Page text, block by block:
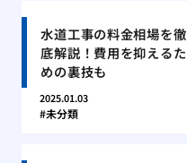
水道工事の料金相場を徹
底解説！費用を抑えるた
めの裏技も
2025.01.03
未分類